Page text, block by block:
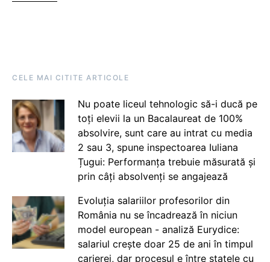
CELE MAI CITITE ARTICOLE
Nu poate liceul tehnologic să-i ducă pe
toți elevii la un Bacalaureat de 100%
absolvire, sunt care au intrat cu media
2 sau 3, spune inspectoarea Iuliana
Țugui: Performanța trebuie măsurată și
prin câți absolvenți se angajează
Evoluția salariilor profesorilor din
România nu se încadrează în niciun
model european - analiză Eurydice:
salariul crește doar 25 de ani în timpul
carierei, dar procesul e între statele cu